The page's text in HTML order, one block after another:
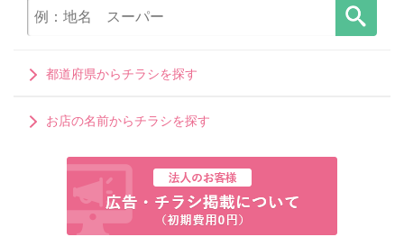
都道府県からチラシを探す
お店の名前からチラシを探す